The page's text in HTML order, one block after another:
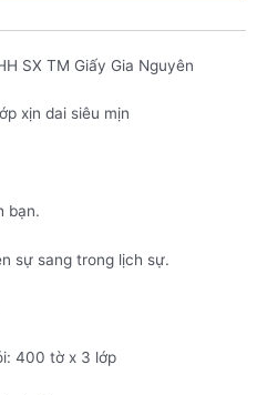
SX TM Giấy Gia Nguyên
xịn dai siêu mịn
bạn.
sự sang trong lịch sự.
400 tờ x 3 lớp